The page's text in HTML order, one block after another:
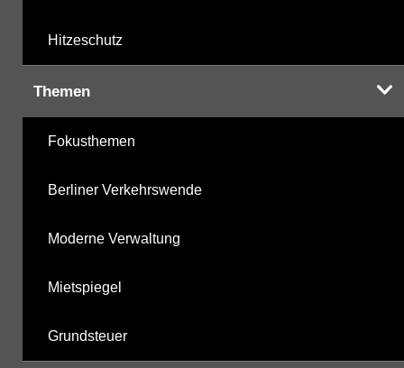
Hitzeschutz
Themen
Fokusthemen
Berliner Verkehrswende
Moderne Verwaltung
Mietspiegel
Grundsteuer